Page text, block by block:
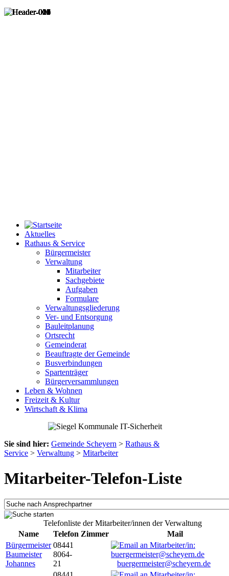
Aktuelles
Rathaus & Service
Bürgermeister
Verwaltung
Mitarbeiter
Sachgebiete
Aufgaben
Formulare
Verwaltungsgliederung
Ver- und Entsorgung
Bauleitplanung
Ortsrecht
Gemeinderat
Beauftragte der Gemeinde
Busverbindungen
Spartenträger
Bürgerversammlungen
Leben & Wohnen
Freizeit & Kultur
Wirtschaft & Klima
Sie sind hier: Gemeinde Scheyern > Rathaus &
Service > Verwaltung > Mitarbeiter
Mitarbeiter-Telefon-Liste
Telefonliste der Mitarbeiter/innen der Verwaltung
Name
Telefon Zimmer
Mail
Bürgermeister
Baumeister
Johannes
08441
8064-
21
buergermeister@scheyern.de